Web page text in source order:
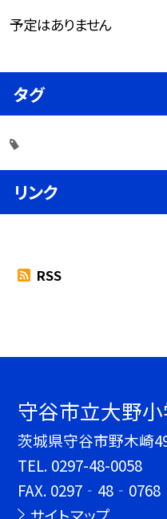
予定はありません
タグ
リンク
RSS
守谷市立大野
茨城県守谷市野木崎
TEL. 0297-48-0058
FAX. 0297‐48‐0768